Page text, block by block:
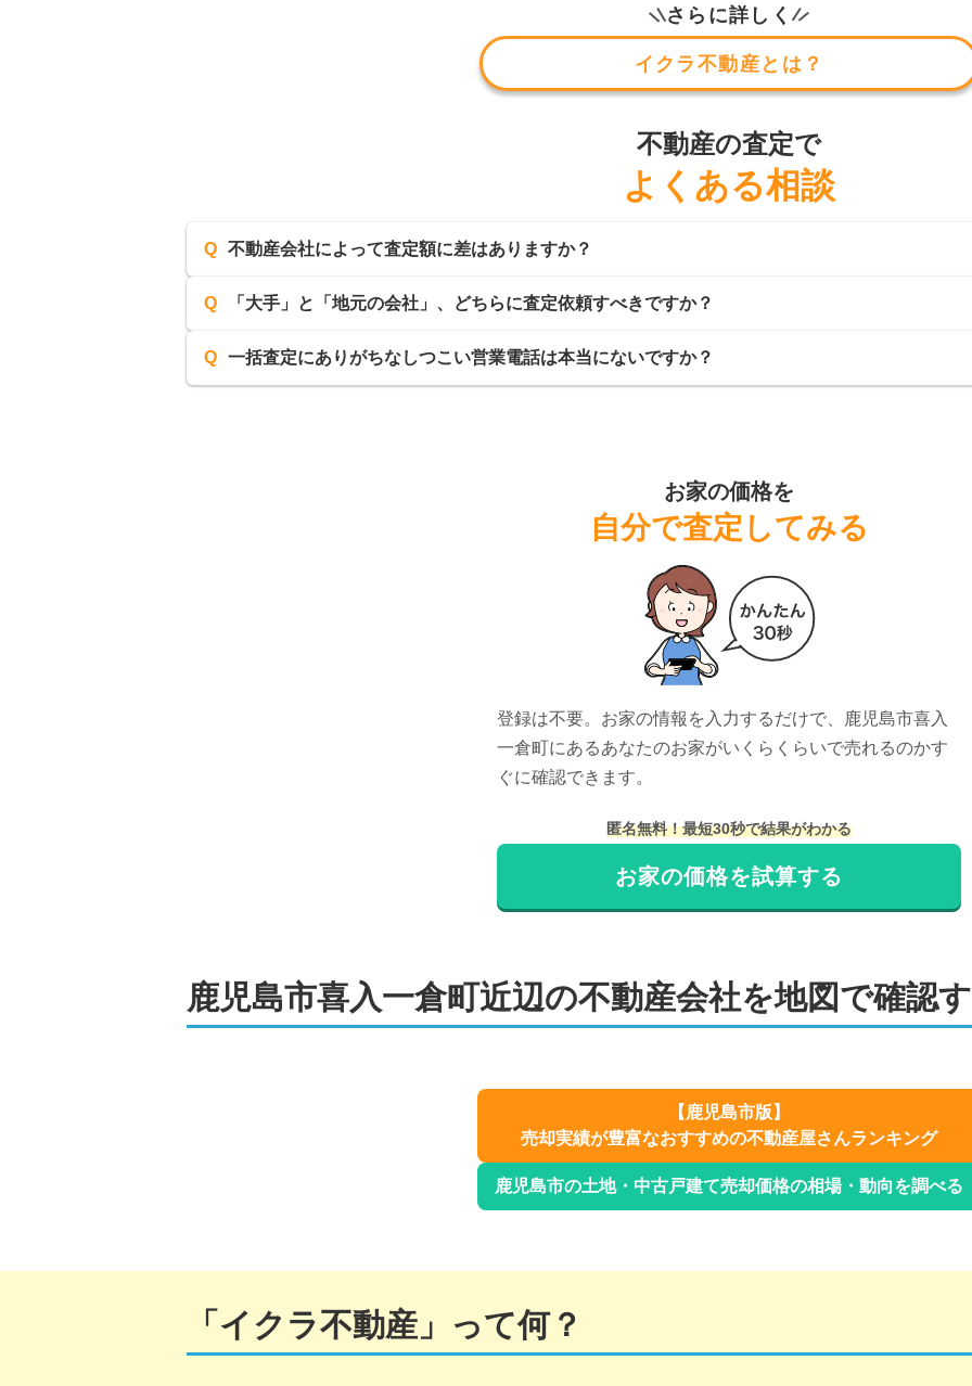
さらに詳しく
イクラ不動産とは？
不動産の査定で
よくある相談
Q 不動産会社によって査定額に差はありますか？
Q 「大手」と「地元の会社」、どちらに査定依頼すべきですか？
Q 一括査定にありがちなしつこい営業電話は本当にないですか？
お家の価格を
自分で査定してみる
登録は不要。お家の情報を入力するだけで、
鹿児島市喜入
一倉町にあるあなたのお家がいくらくらいで売れるのかす
ぐに確認できます。
匿名無料！最短30秒で結果がわかる
お家の価格を試算する
鹿児島市喜入一倉町近辺の不動産会社を地図で確認
【 鹿児島市版】
売却実績が豊富なおすすめの不動産屋さんランキング
鹿児島市の土地・中古戸建て売却価格の相場・動向を調べる
「イクラ不動産」って何？